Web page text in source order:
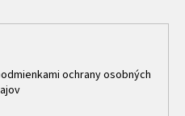
ochrany osobných